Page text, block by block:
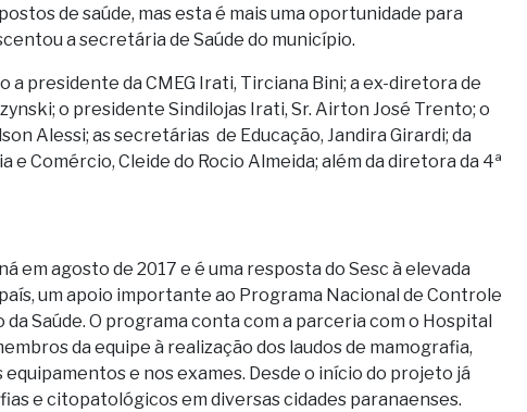
de saúde, mas esta é mais uma oportunidade para
a secretária de Saúde do município.
presidente da CMEG Irati, Tirciana Bini; a ex-diretora de
o presidente Sindilojas Irati, Sr. Airton José Trento; o
Alessi; as secretárias de Educação, Jandira Girardi; da
e Comércio, Cleide do Rocio Almeida; além da diretora da 4ª
em agosto de 2017 e é uma resposta do Sesc à elevada
um apoio importante ao Programa Nacional de Controle
Saúde. O programa conta com a parceria com o Hospital
da equipe à realização dos laudos de mamografia,
e nos exames. Desde o início do projeto já
e citopatológicos em diversas cidades paranaenses.